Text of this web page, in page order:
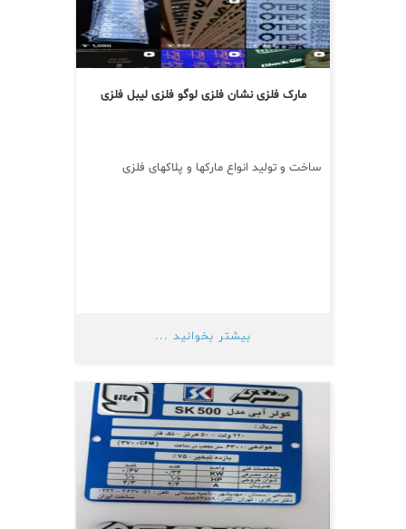
مارک فلزی نشان فلزی لوگو فلزی لیبل فلزی
ساخت و تولید انواع مارکها و پلاکهای فلزی
بیشتر بخوانید ...